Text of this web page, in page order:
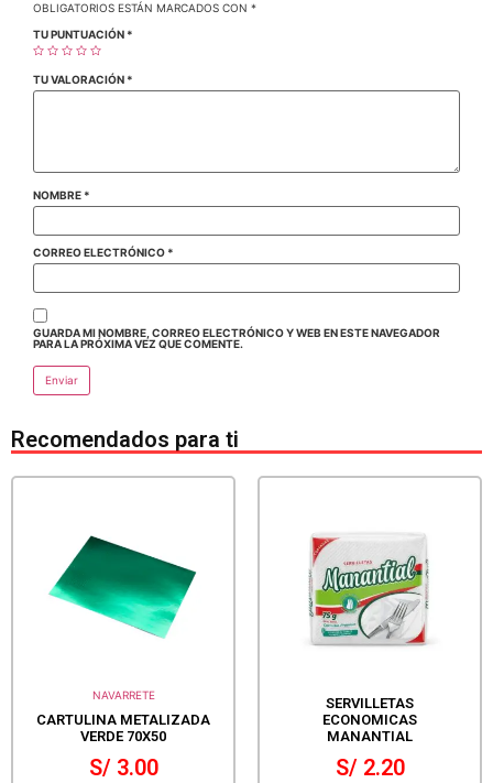
OBLIGATORIOS ESTÁN MARCADOS CON *
TU PUNTUACIÓN *
TU VALORACIÓN *
NOMBRE *
CORREO ELECTRÓNICO *
GUARDA MI NOMBRE, CORREO ELECTRÓNICO Y WEB EN ESTE NAVEGADOR
PARA LA PRÓXIMA VEZ QUE COMENTE.
Recomendados para ti
NAVARRETE
CARTULINA METALIZADA
VERDE 70X50
S/3.00
SERVILLETAS
ECONOMICAS
MANANTIAL
S/2.20